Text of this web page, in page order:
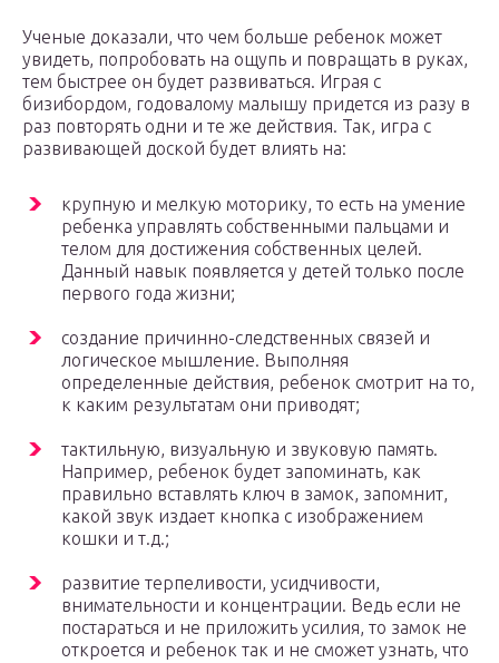
Ученые доказали, что чем больше ребенок может
увидеть, попробовать на ощупь и повращать в руках,
тем быстрее он будет развиваться. Играя с
бизибордом, годовалому малышу придется из разу в
раз повторять одни и те же действия. Так, игра с
развивающей доской будет влиять на:
крупную и мелкую моторику, то есть на умение
ребенка управлять собственными пальцами и
телом для достижения собственных целей.
Данный навык появляется у детей только после
первого года жизни;
создание причинно-следственных связей и
логическое мышление. Выполняя
определенные действия, ребенок смотрит на то,
к каким результатам они приводят;
тактильную, визуальную и звуковую память.
Например, ребенок будет запоминать, как
правильно вставлять ключ в замок, запомнит,
какой звук издает кнопка с изображением
кошки и т.д.;
развитие терпеливости, усидчивости,
внимательности и концентрации. Ведь если не
постараться и не приложить усилия, то замок не
откроется и ребенок так и не сможет узнать, что